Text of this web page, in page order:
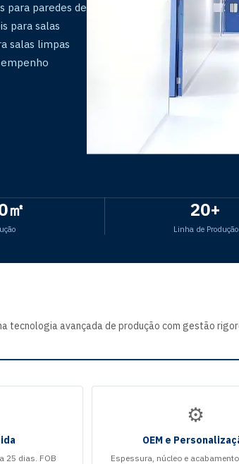
para paredes de
para salas
salas limpas
㎡ 20+
Linha de Produção
tecnologia avançada de produção com gestão
25 dias. FOB
⚙️
OEM e
Espessura, núcleo e